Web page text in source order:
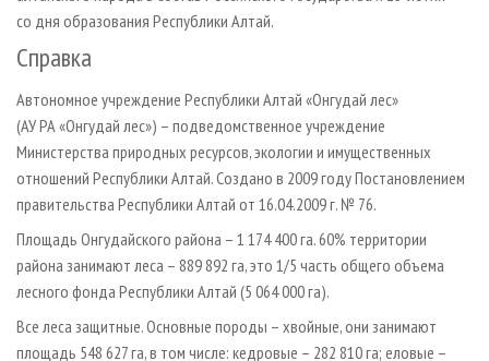
со дня образования Республики Алтай.
Справка
Автономное учреждение Республики Алтай «Онгудай лес»
(АУ РА «Онгудай лес») – подведомственное учреждение
Министерства природных ресурсов, экологии и имущественных
отношений Респуб­лики Алтай. Создано в 2009 году Постановлением
правительства Республики Алтай от 16.04.2009 г. № 76.
Площадь Онгудайского района – 1 174 400 га. 60% территории
района занимают леса – 889 892 га, это 1/5 часть общего объема
лесного фонда Республики Алтай (5 064 000 га).
Все леса защитные. Основные породы – хвойные, они занимают
площадь 548 627 га, в том числе: кедровые – 282 810 га; еловые –